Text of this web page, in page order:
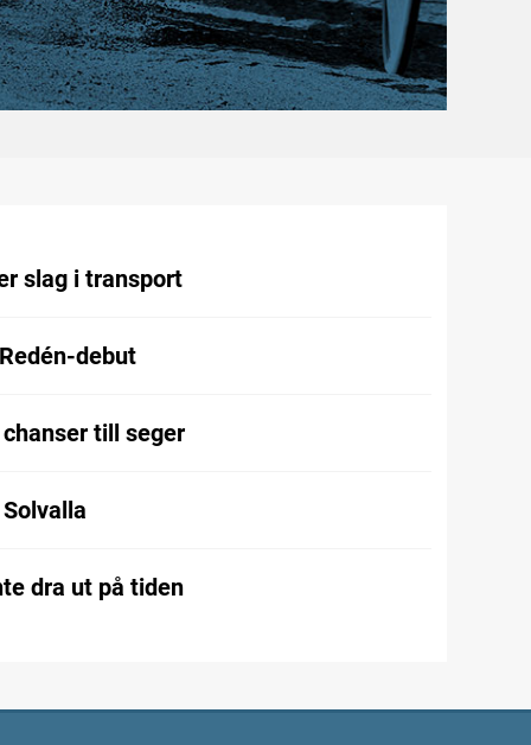
slag i transport
debut
till seger
dra ut på tiden